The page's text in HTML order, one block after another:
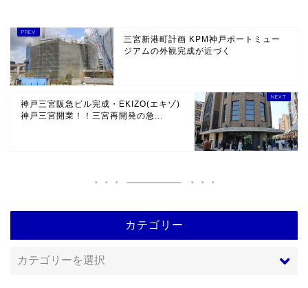
三宮新港町計画 KPM神戸ポートミュー
ジアムの外観完成が近づく
神戸三宮阪急ビル完成・EKIZO(エキゾ)
神戸三宮開業！！三宮再開発の急...
カテゴリー